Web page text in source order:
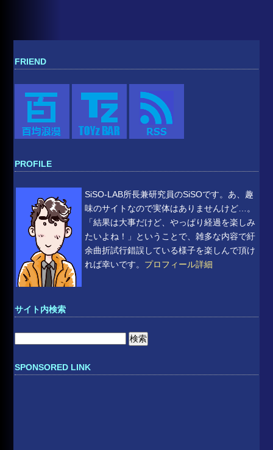
FRIEND
PROFILE
SiSO-LAB所長兼研究員のSiSOです。あ、趣
味のサイトなので実体はありませんけど…。
「結果は大事だけど、やっぱり経過を楽しみ
たいよね！」ということで、雑多な内容で紆
余曲折試行錯誤している様子を楽しんで頂け
れば幸いです。 プロフィール詳細
サイト内検索
SPONSORED LINK